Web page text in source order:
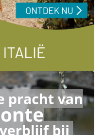
italie